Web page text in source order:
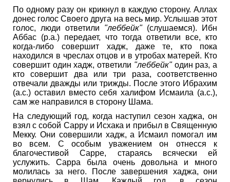
По одному разу он крикнул в каждую сторону. Аллах
донес голос Своего друга на весь мир. Услышав этот
голос, люди ответили "леббейк"(слушаемся). Ибн
Аббас (р.а.) передает, что тогда ответили все, кто
когда-либо совершит хадж, даже те, кто пока
находился в чреслах отцов и в утробах матерей. Кто
совершит один хадж, ответили "леббейк"один раз, а
кто совершит два или три раза, соответственно
отвечали дважды или трижды. После этого Ибрахим
(а.с.) оставил вместо себя халифом Исмаила (а.с.),
сам же направился в сторону Шама.
На следующий год, когда наступил сезон хаджа, он
взял с собой Сарру и Исхака и прибыл в Священную
Мекку. Они совершили хадж, а Исмаил помогал им
во всем. С особым уважением он отнесся к
благочестивой Сарре, стараясь всячески ей
услужить. Сарра была очень довольна и много
молилась за него. После завершения хаджа, они